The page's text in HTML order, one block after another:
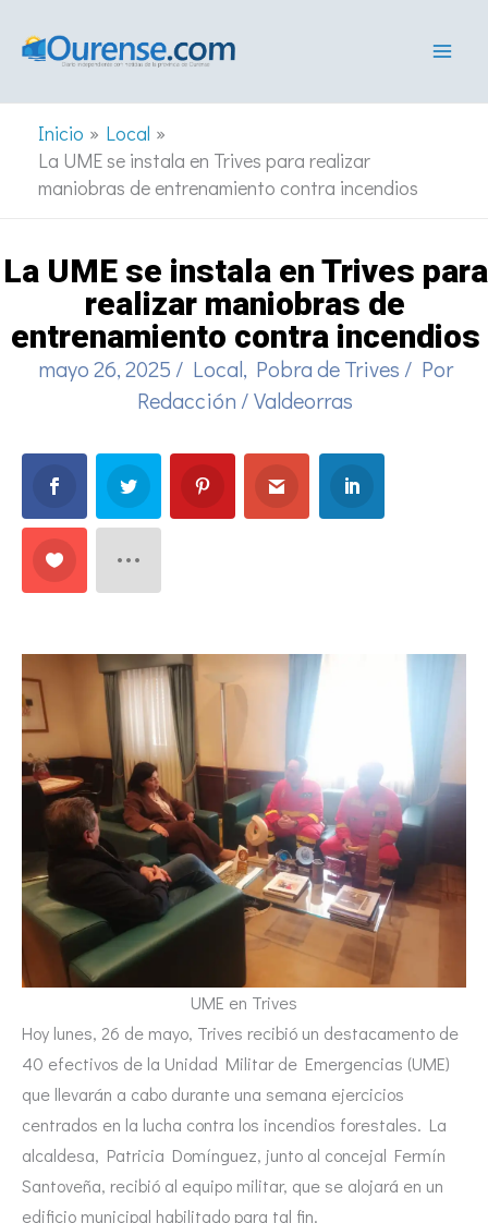
Inicio
Local
La UME se instala en Trives para realizar
maniobras de entrenamiento contra incendios
La UME se instala en Trives para
realizar maniobras de
entrenamiento contra incendios
mayo 26, 2025 / Local, Pobra de Trives / Por
Redacción /Valdeorras
UME en Trives
Hoy lunes, 26 de mayo, Trives recibió un destacamento de
40 efectivos de la Unidad Militar de Emergencias (UME)
que llevarán a cabo durante una semana ejercicios
centrados en la lucha contra los incendios forestales. La
alcaldesa, Patricia Domínguez, junto al concejal Fermín
Santoveña, recibió al equipo militar, que se alojará en un
edificio municipal habilitado para tal fin.